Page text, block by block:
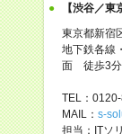
【渋谷／
東京都新宿
地下鉄各線
面 徒歩3分
TEL：
MAIL： s-
担当：ITソ